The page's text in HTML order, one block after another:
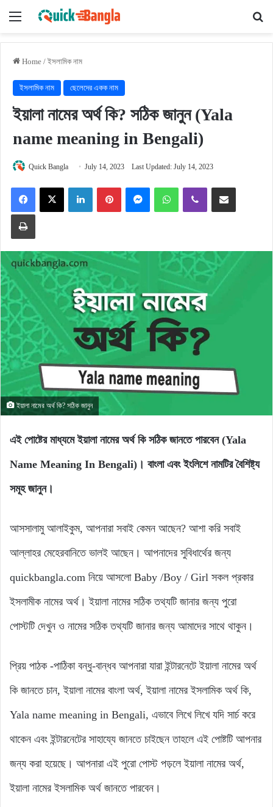
Menu
Home / ইসলামিক নাম
ইসলামিক নাম ছেলেদের একক নাম
ইয়ালা নামের অর্থ কি? সঠিক জানুন (Yala
name meaning in Bengali)
Quick Bangla July 14, 2023 Last Updated: July 14, 2023
FacebookX LinkedInPinterestMessengerWhatsAppViber Share via Email
Print
ইয়ালা নামের অর্থ কি? সঠিক জানুন
এই পোষ্টের মাধ্যমে ইয়ালা নামের অর্থ কি সঠিক জানতে পারবেন (Yala
Name Meaning In Bengali)। বাংলা এবং ইংলিশে নামটির বৈশিষ্ট্য
সমূহ জানুন।
আসসালামু আলাইকুম, আপনারা সবাই কেমন আছেন? আশা করি সবাই
আল্লাহর মেহেরবানিতে ভালই আছেন। আপনাদের সুবিধার্থের জন্য
quickbangla.com নিয়ে আসলো Baby /Boy / Girl সকল প্রকার
ইসলামীক নামের অর্থ। ইয়ালা নামের সঠিক তথ্যটি জানার জন্য পুরো
পোস্টটি দেখুন ও নামের সঠিক তথ্যটি জানার জন্য আমাদের সাথে থাকুন।
প্রিয় পাঠক -পাঠিকা বন্ধু-বান্ধব আপনারা যারা ইন্টারনেটে ইয়ালা নামের অর্থ
কি জানতে চান, ইয়ালা নামের বাংলা অর্থ, ইয়ালা নামের ইসলামিক অর্থ কি,
Yala name meaning in Bengali, এভাবে লিখে লিখে যদি সার্চ করে
থাকেন এবং ইন্টারনেটের সাহায্যে জানতে চাইছেন তাহলে এই পোষ্টটি আপনার
জন্য করা হয়েছে। আপনারা এই পুরো পোস্ট পড়লে ইয়ালা নামের অর্থ,
ইয়ালা নামের ইসলামিক অর্থ জানতে পারবেন।